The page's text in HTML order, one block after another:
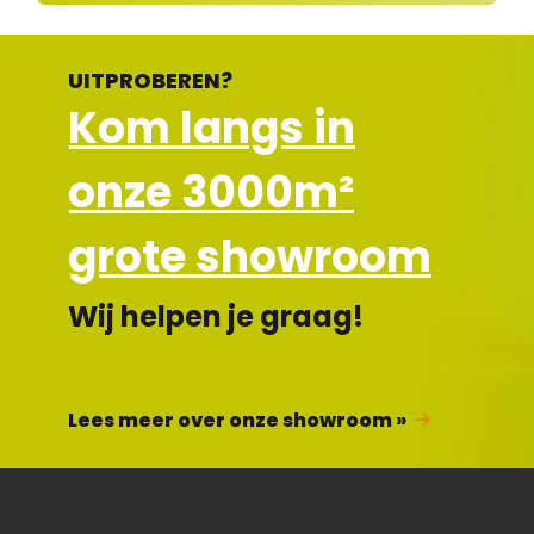
UITPROBEREN?
Kom langs in
onze 3000m²
grote showroom
Wij helpen je graag!
Lees meer over onze showroom »